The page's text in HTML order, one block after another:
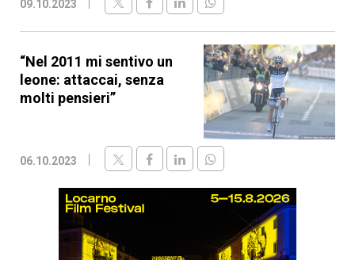
09.10.2023
“Nel 2011 mi sentivo un
leone: attaccai, senza
molti pensieri”
06.10.2023